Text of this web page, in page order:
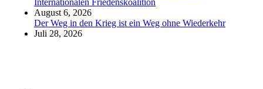
August 6, 2026
Der Weg in den Krieg ist ein Weg ohne Wiederkehr
Juli 28, 2026